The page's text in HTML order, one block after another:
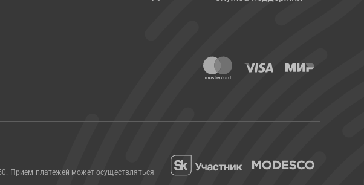
Прием платежей может осуществляться